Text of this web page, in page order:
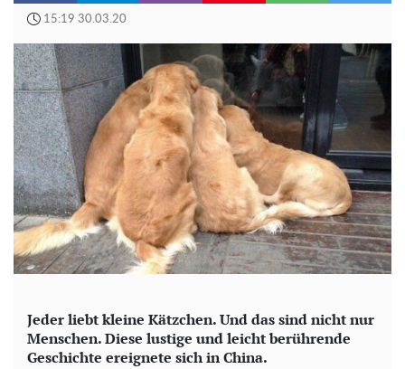
15:19 30.03.20
Jeder liebt kleine Kätzchen. Und das sind nicht nur
Menschen. Diese lustige und leicht berührende
Geschichte ereignete sich in China.